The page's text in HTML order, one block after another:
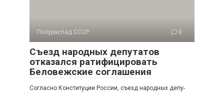
Полураспад СССР 0
Съезд народных депутатов
отказался ратифицировать
Беловежские соглашения
Согласно Конституции России, съезд народных депу­